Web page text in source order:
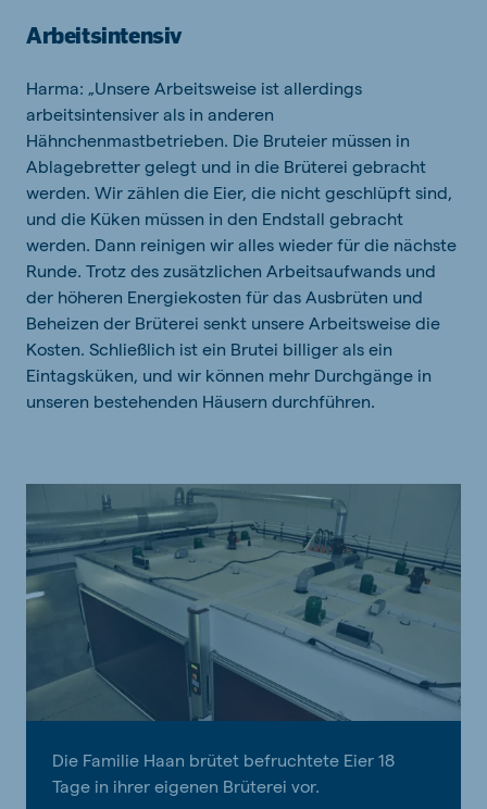
Arbeitsintensiv
Harma: „Unsere Arbeitsweise ist allerdings
arbeitsintensiver als in anderen
Hähnchenmastbetrieben. Die Bruteier müssen in
Ablagebretter gelegt und in die Brüterei gebracht
werden. Wir zählen die Eier, die nicht geschlüpft sind,
und die Küken müssen in den Endstall gebracht
werden. Dann reinigen wir alles wieder für die nächste
Runde. Trotz des zusätzlichen Arbeitsaufwands und
der höheren Energiekosten für das Ausbrüten und
Beheizen der Brüterei senkt unsere Arbeitsweise die
Kosten. Schließlich ist ein Brutei billiger als ein
Eintagsküken, und wir können mehr Durchgänge in
unseren bestehenden Häusern durchführen.
Die Familie Haan brütet befruchtete Eier 18
Tage in ihrer eigenen Brüterei vor.